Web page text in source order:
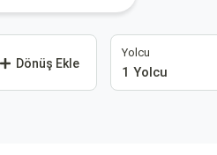
Dönüş Ekle
Yolcu
1 Yolcu